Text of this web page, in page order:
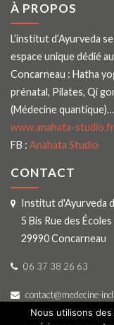
À PROPOS
L’institut d’Ayurveda
espace unique dédié
Concarneau : Hatha
prénatal, Pilates, Qi
(Médecine quantique)…
www.anahata-studio.fr
FB : Anahata Studio
CONTACT
Institut d'Ayurveda
5 Bis Rue des Écoles
29990 Concarneau
06 37 38 26 63
contact@medecine-
Nous utilisons